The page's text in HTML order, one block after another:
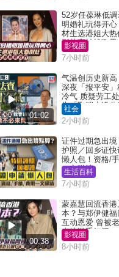
52岁任葆琳低
明婚礼玩得开心 哈佛高
材生选港姐大热倒
影从商转战政界
影视圈
7小时前
01:02
气温创历史新
深夜「报平安」
冷气 质疑劳工
告「取消也没分
社会
2小时前
证件过期急出境
护照／回乡证快
懒人包！资格/
一文睇清
生活百科
7小时前
00:38
蒙嘉慧回流香港
本？与郑伊健福
互动恩爱 曾被
当地游手好闲
影视圈
8小时前